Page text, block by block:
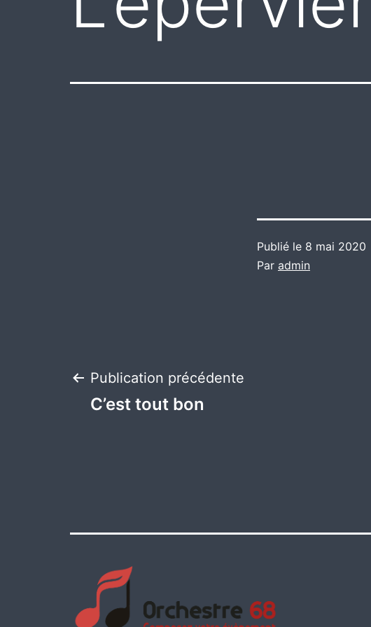
Publié le 8 mai 2020
Par admin
Navigation
Publication précédente
C’est tout bon